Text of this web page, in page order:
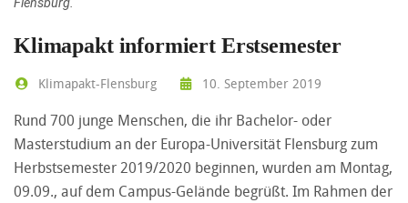
Flensburg.
Klimapakt informiert Erstsemester
Klimapakt-Flensburg 10. September 2019
Rund 700 junge Menschen, die ihr Bachelor- oder
Masterstudium an der Europa-Universität Flensburg zum
Herbstsemester 2019/2020 beginnen, wurden am Montag,
09.09., auf dem Campus-Gelände begrüßt. Im Rahmen der